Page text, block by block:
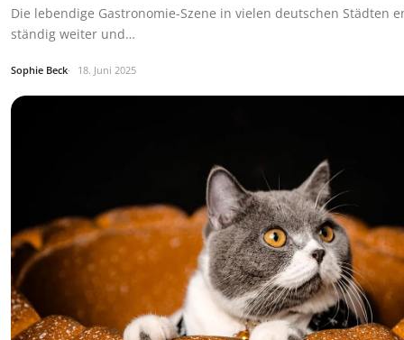
Die lebendige Gastronomie-Szene in vielen deutschen Städten
ständig weiter und…
Sophie Beck 18. Juni 2025